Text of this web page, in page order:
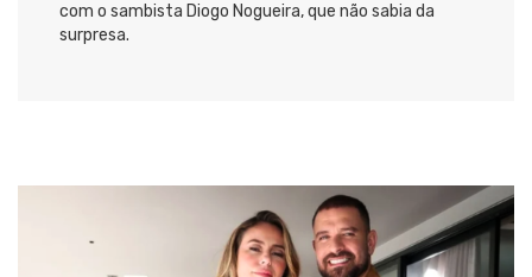
com o sambista Diogo Nogueira, que não sabia da
surpresa.